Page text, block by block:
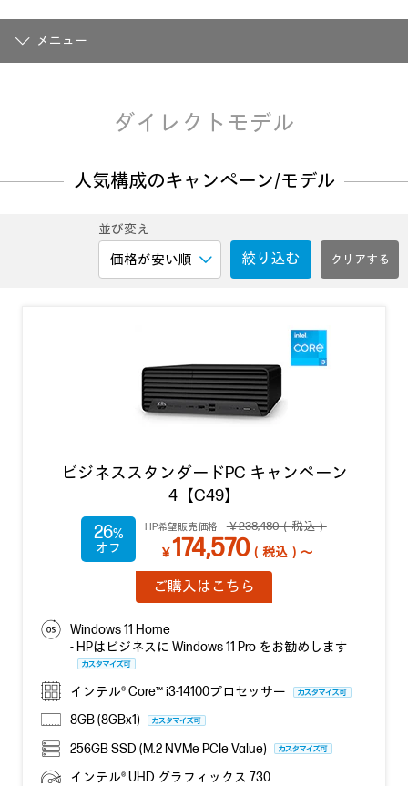
メニュー
ダイレクトモデル
人気構成のキャンペーン/モデル
絞り込む
並び変え
ビジネススタンダードPC キャンペーン
4【C49】
26 HP希望販売価格 ￥238,480（税込）
￥174,570（税込）～
ご購入はこちら
Windows 11 Home
- HPはビジネスに Windows 11 Pro をお勧めします
インテル® Core™ i3-14100プロセッサー
8GB (8GBx1)
256GB SSD (M.2 NVMe PCIe Value)
インテル® UHD グラフィックス 730